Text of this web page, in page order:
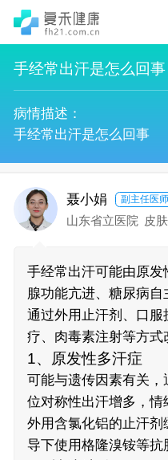
手经常出汗是怎么回事
病情描述：
手经常出汗是怎么回事
聂小娟 副主任医师
山东省立医院 皮
手经常出汗可能由原
腺功能亢进、糖尿病
通过外用止汗剂、口
疗、肉毒素注射等方式
1、原发性多汗症
可能与遗传因素有关
位对称性出汗增多，
外用含氯化铝的止汗
导下使用格隆溴铵等抗